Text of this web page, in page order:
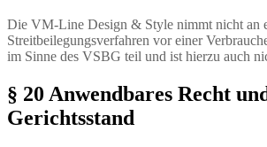
Die VM-Line Design & Style nimmt nicht an
Streitbeilegungsverfahren vor einer
im Sinne des VSBG teil und ist hierzu auch
§ 20 Anwendbares Recht und
Gerichtsstand